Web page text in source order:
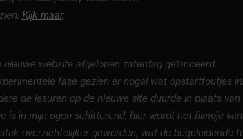
Kijk maar.
nieuwe website afgelopen zaterdag gelanceerd.
fase gezien er nogal wat opstartfoutjes
de lesuren op de nieuwe site duurde in plaats
is in mijn ogen schitterend, hier wordt het filmpje
overzichtelijker geworden, wat de begeleidende